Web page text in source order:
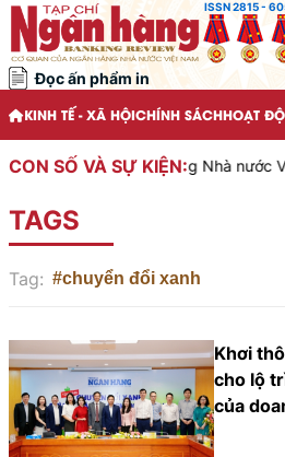
ISSN 2815 -
Đọc ấn phẩm in
KINH TẾ - XÃ HỘICHÍNH SÁCHHOẠT
CON SỐ VÀ SỰ KIỆN:
Ngân hàng Nhà nước
TAGS
Tag: #chuyển đổi xanh
Khơi
cho lộ
của